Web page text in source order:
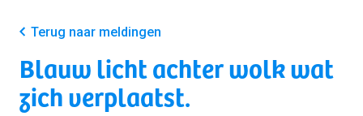
Terug naar meldingen
Blauw licht achter wolk wat
zich verplaatst.